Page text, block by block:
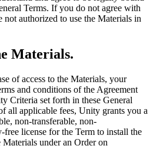
Live-Spielbetrieb
Sie mobile Benutzer
und D2C hinweg
umwandeln
Kreativen und Insidern an
Verfahren
Terms. If you do not agree with
not authorized to use the Materials in
Materials.
of access to the Materials, your
and conditions of the Agreement
Criteria set forth in these General
all applicable fees, Unity grants you a
non-transferable, non-
free license for the Term to install the
under an Order on